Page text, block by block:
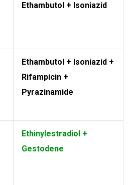
Ethambutol + Isoniazid
Ethambutol + Isoniazid +
Rifampicin +
Pyrazinamide
Ethinylestradiol +
Gestodene